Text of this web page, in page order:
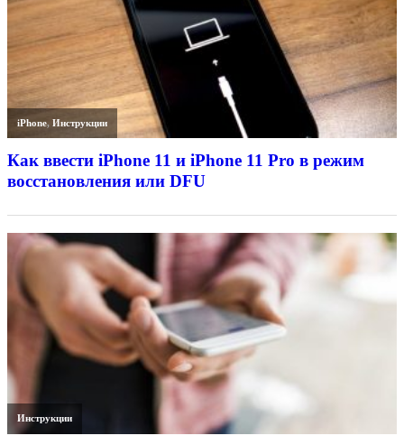
iPhone,Инструкции
Как ввести iPhone 11 и iPhone 11 Pro в режим
восстановления или DFU
Инструкции